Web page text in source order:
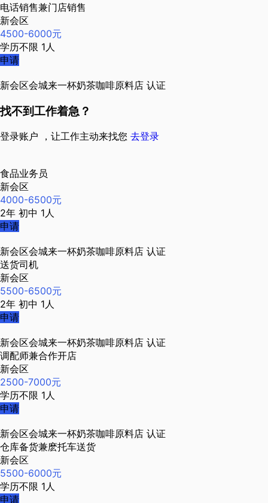
电话销售兼门店销售
新会区
4500-6000元
学历不限 1人
申请
新会区会城来一杯奶茶咖啡原料店 认证
找不到工作着急？
登录账户 ，让工作主动来找您 去登录
食品业务员
新会区
4000-6500元
2年 初中 1人
申请
新会区会城来一杯奶茶咖啡原料店 认证
送货司机
新会区
5500-6500元
2年 初中 1人
申请
新会区会城来一杯奶茶咖啡原料店 认证
调配师兼合作开店
新会区
2500-7000元
学历不限 1人
申请
新会区会城来一杯奶茶咖啡原料店 认证
仓库备货兼麽托车送货
新会区
5500-6000元
学历不限 1人
申请